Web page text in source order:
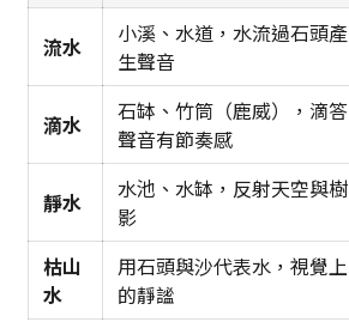
流水
小溪、水道，水流過石頭產
生聲音
滴水
石缽、竹筒（鹿威），滴答
聲音有節奏感
靜水
水池、水缽，反射天空與樹
影
枯山
水
用石頭與沙代表水，視覺上
的靜謐